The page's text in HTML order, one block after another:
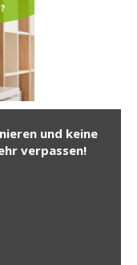
und keine
verpassen!